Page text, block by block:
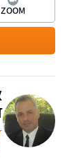
אביב
ZOOM